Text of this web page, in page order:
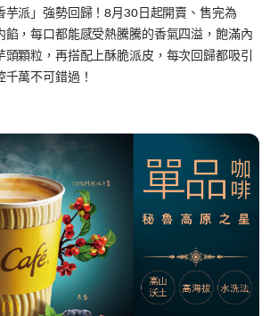
芋派」強勢回歸！8月30日起開賣、售完為
餡，每口都能感受熱騰騰的香氣四溢，飽滿內
頭顆粒，再搭配上酥脆派皮，每次回歸都吸引
萬不可錯過！